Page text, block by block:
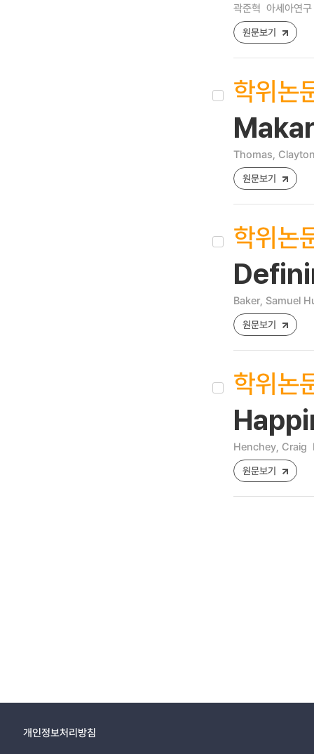
곽준혁 아세아연
원문보기
학위논
Thomas,
원문보기
학위논
Baker, Samuel
원문보기
학위논
Henchey, Craig
원문보기
개인정보처리방침